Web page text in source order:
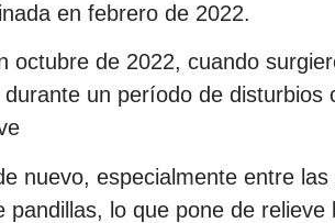
en febrero de 2022.
octubre de 2022, cuando
un período de disturbios
nuevo, especialmente entre las
lo que pone de relieve